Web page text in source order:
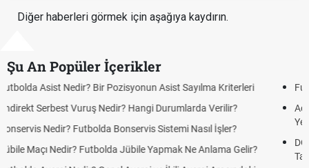
Diğer haberleri görmek için aşağıya kaydırın.
Şu An Popüler İçerikler
Futbolda Ofsayt Nedir? Ofsayt Nasıl ve Neden Olur?
Açık Lise Kayıtları Ne Zaman 2026? AÖL 2. Dönem Kayıt
Tarihini Duyurdu